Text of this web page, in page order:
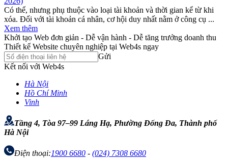
Có thể, nhưng phụ thuộc vào loại tài khoản và thời gian kể từ khi
xóa. Đối với tài khoản cá nhân, cơ hội duy nhất nằm ở công cụ ...
Xem thêm
Khởi tạo Web đơn giản - Dễ vận hành - Dễ tăng trưởng doanh thu
Thiết kế Website chuyên nghiệp tại Web4s ngay
Gửi
Kết nối với Web4s
Hà Nội
Hồ Chí Minh
Vinh
Tầng 4, Tòa 97–99 Láng Hạ, Phường Đống Đa, Thành phố
Hà Nội
Điện thoại:1900 6680 - (024) 7308 6680